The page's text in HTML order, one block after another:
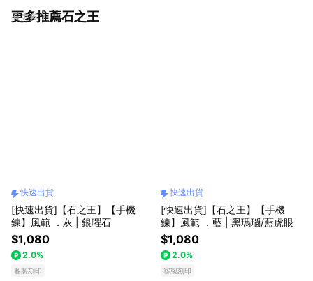
更多推薦石之王
看更多
快速出貨
[快速出貨]【石之王】【手機
鍊】風範 ．灰 | 銀曜石
$1,080
2.0%
客製刻印
快速出貨
[快速出貨]【石之王】【手機
鍊】風範 ．藍 | 黑瑪瑙/藍虎眼
$1,080
2.0%
客製刻印